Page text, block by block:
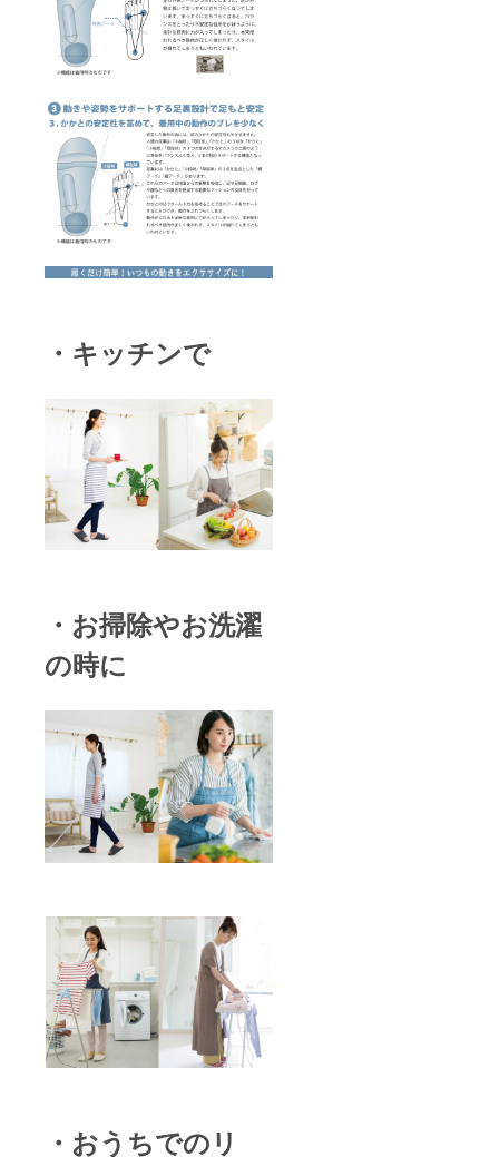
・キッチンで
・お掃除やお洗濯
の時に
・おうちでのリ